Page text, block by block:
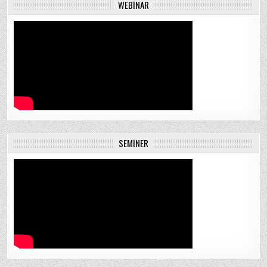
WEBINAR
SEMINER